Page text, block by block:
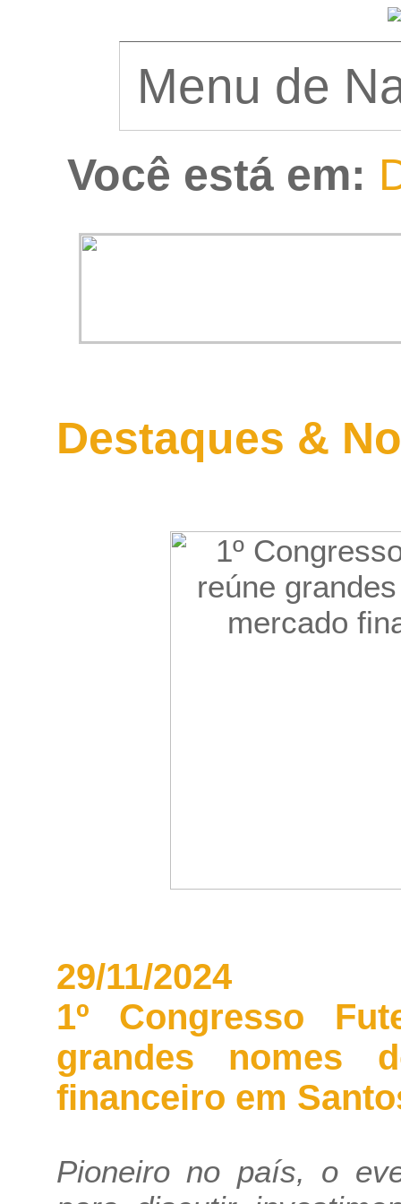
Você está em:
Destaques &
29/11/2024
1º Congresso
grandes nomes
financeiro em
Pioneiro no país, o